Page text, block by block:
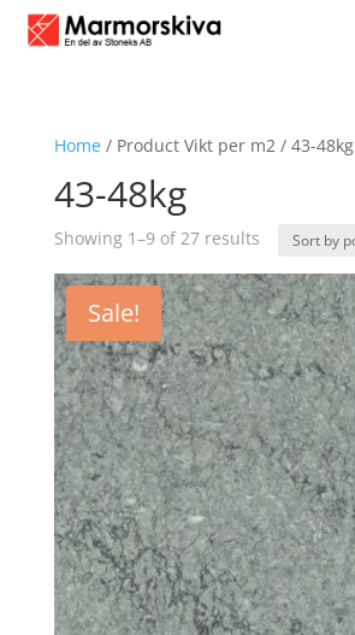
Home/ Product Vikt per m2 / 43-48kg
43-48kg
Showing 1–9 of 27 resultsSorted
popularity
Sale!